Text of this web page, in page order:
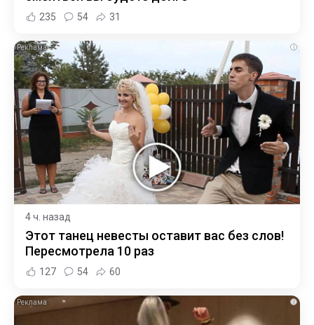
235 54 31
i
4 ч. назад
Этот танец невесты оставит вас без слов!
Пересмотрела 10 раз
127 54 60
i